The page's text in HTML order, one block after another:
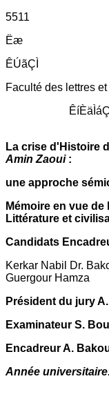
5511
Ëæ
ÊÚãÇÌ
Faculté des lettres
La crise d'Histoire
Amin Zaoui :
une approche
Mémoire en vue
Littérature et
Candidats
Kerkar Nabil Dr.
Guergour Hamza
Président du jury
Examinateur S.
Encadreur A.
Année